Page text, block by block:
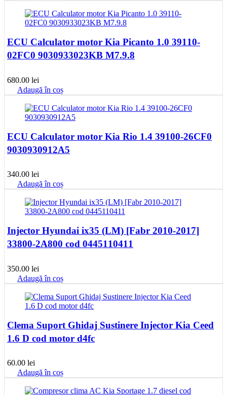
ECU Calculator motor Kia Picanto 1.0 39110-
02FC0 9030933023KB M7.9.8
680.00 lei
Adaugă în coș
ECU Calculator motor Kia Rio 1.4 39100-26CF0
9030930912A5
340.00 lei
Adaugă în coș
Injector Hyundai ix35 (LM) [Fabr 2010-2017]
33800-2A800 cod 0445110411
350.00 lei
Adaugă în coș
Clema Suport Ghidaj Sustinere Injector Kia Ceed
1.6 D cod motor d4fc
60.00 lei
Adaugă în coș